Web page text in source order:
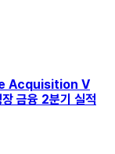
Acquisition V
금융 2분기 실적